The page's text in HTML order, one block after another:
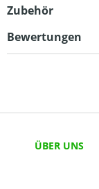
Zubehör
Bewertungen
ÜBER UNS